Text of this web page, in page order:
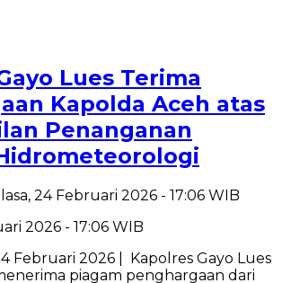
Lues Terima
Kapolda Aceh atas
Penanganan
24 Februari 2026 - 17:06 WIB
2026 - 17:06 WIB
Februari 2026 | Kapolres Gayo Lues
piagam penghargaan dari